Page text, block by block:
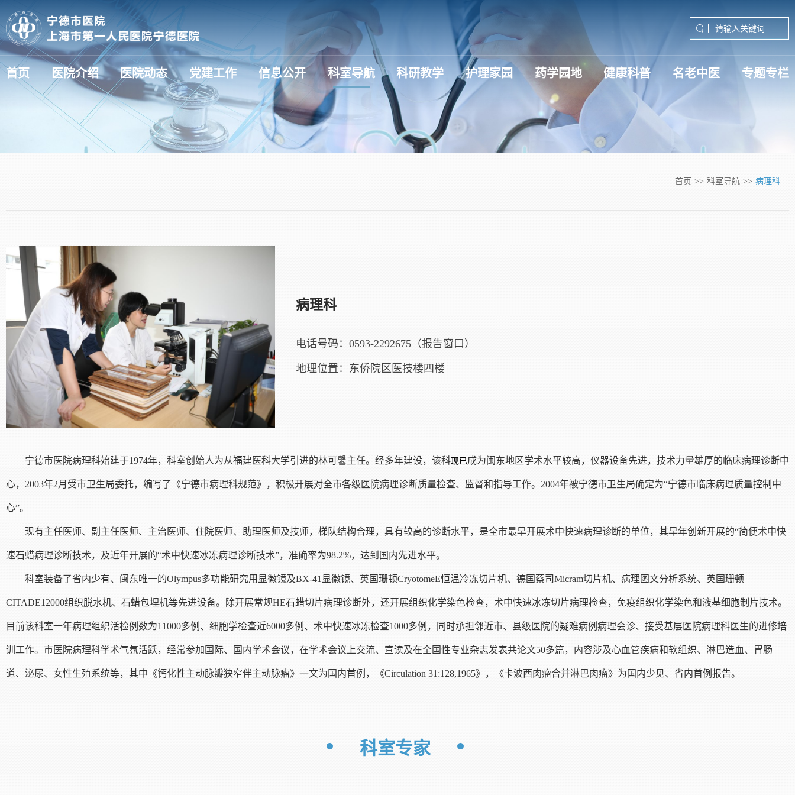
首页 医院介绍 医院动态 党建工作 信息公开 科室导航 科研教学 护理家园 药学园地 健康科普 名老中医 专题专栏
首页 >> 科室导航 >> 病理科
病理科
电话号码：0593-2292675（报告窗口）
地理位置：东侨院区医技楼四楼
宁德市医院病理科始建于1974年，科室创始人为从福建医科大学引进的林可馨主任。经多年建设，该科现已成为闽东地区学术水平较高，仪器设备先进，技术力量雄厚的临床病理诊断中
心，2003年2月受市卫生局委托，编写了《宁德市病理科规范》，积极开展对全市各级医院病理诊断质量检查、监督和指导工作。2004年被宁德市卫生局确定为“宁德市临床病理质量控制中
心”。
现有主任医师、副主任医师、主治医师、住院医师、助理医师及技师，梯队结构合理，具有较高的诊断水平，是全市最早开展术中快速病理诊断的单位，其早年创新开展的“简便术中快
速石蜡病理诊断技术，及近年开展的“术中快速冰冻病理诊断技术”，准确率为98.2%，达到国内先进水平。
科室装备了省内少有、闽东唯一的Olympus多功能研究用显徽镜及BX-41显徽镜、英国珊顿CryotomeE恒温冷冻切片机、德国蔡司Micram切片机、病理图文分析系统、英国珊顿
CITADE12000组织脱水机、石蜡包埋机等先进设备。除开展常规HE石蜡切片病理诊断外，还开展组织化学染色检查，术中快速冰冻切片病理检查，免疫组织化学染色和液基细胞制片技术。
目前该科室一年病理组织活检例数为11000多例、细胞学检查近6000多例、术中快速冰冻检查1000多例，同时承担邻近市、县级医院的疑难病例病理会诊、接受基层医院病理科医生的进修培
训工作。市医院病理科学术气氛活跃，经常参加国际、国内学术会议，在学术会议上交流、宣读及在全国性专业杂志发表共论文50多篇，内容涉及心血管疾病和软组织、淋巴造血、胃肠
道、泌尿、女性生殖系统等，其中《钙化性主动脉瓣狭窄伴主动脉瘤》一文为国内首例，《Circulation 31:128,1965》，《卡波西肉瘤合并淋巴肉瘤》为国内少见、省内首例报告。
科室专家